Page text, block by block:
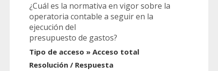
¿Cuál es la normativa en vigor sobre la
operatoria contable a seguir en la
ejecución del
presupuesto de gastos?
Tipo de acceso » Acceso total
Resolución / Respuesta